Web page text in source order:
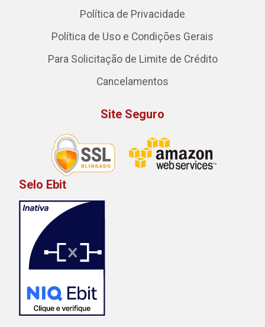
Política de Privacidade
Política de Uso e Condições Gerais
Para Solicitação de Limite de Crédito
Cancelamentos
Site Seguro
Selo Ebit